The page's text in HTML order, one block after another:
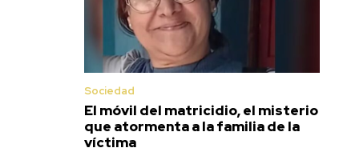
Sociedad
El móvil del matricidio, el misterio
que atormenta a la familia de la
víctima